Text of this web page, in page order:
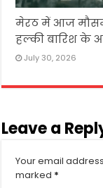
मेरठ में आज मौसम
हल्की बारिश के
July 30, 2026
Leave a
Your email
marked *